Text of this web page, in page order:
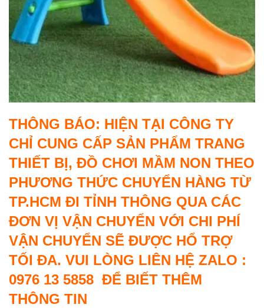
THÔNG BÁO: HIỆN TẠI CÔNG TY
CHỈ CUNG CẤP SẢN PHẨM TRANG
THIẾT BỊ, ĐỒ CHƠI MẦM NON THEO
PHƯƠNG THỨC CHUYỂN HÀNG TỪ
TP.HCM ĐI TỈNH THÔNG QUA CÁC
ĐƠN VỊ VẬN CHUYỂN VỚI CHI PHÍ
VẬN CHUYỂN SẼ ĐƯỢC HỔ TRỢ
TỐI ĐA. VUI LÒNG LIÊN HỆ ZALO :
0976 13 5858 ĐỂ BIẾT THÊM
THÔNG TIN